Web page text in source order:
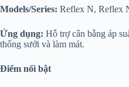
Models/Series: Reflex N, Reflex
Ứng dụng: Hỗ trợ cân bằng áp
thống sưởi và làm mát.
Điểm nổi bật